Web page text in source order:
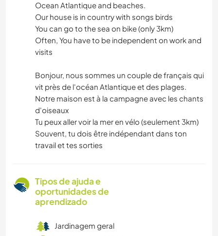
Ocean Atlantique and beaches.
Our house is in country with songs birds
You can go to the sea on bike (only 3km)
Often, You have to be independent on work and
visits
Bonjour, nous sommes un couple de français qui
vit près de l'océan Atlantique et des plages.
Notre maison est à la campagne avec les chants
d'oiseaux
Tu peux aller voir la mer en vélo (seulement 3km)
Souvent, tu dois être indépendant dans ton
travail et tes sorties
Tipos de ajuda e
oportunidades de
aprendizado
Jardinagem geral